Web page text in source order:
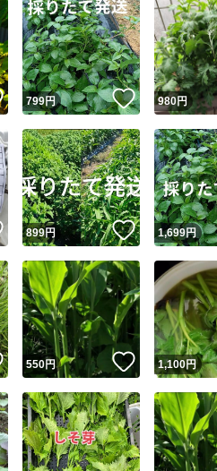
安心発送 このユーザ
いいね！
799円 いいね！
980円
いいね！
899円 いいね！
1,699円
いいね！
550円 いいね！
1,100円